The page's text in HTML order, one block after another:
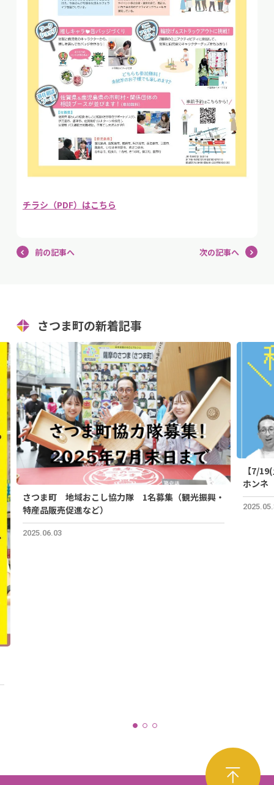
チラシ（PDF）はこちら
前の記事へ 次の記事へ
さつま町の新着記事
さつま町 地域おこし協力隊 1名募集（観光振興・
特産品販売促進など）
2025.06.03
【7/
ホンネ